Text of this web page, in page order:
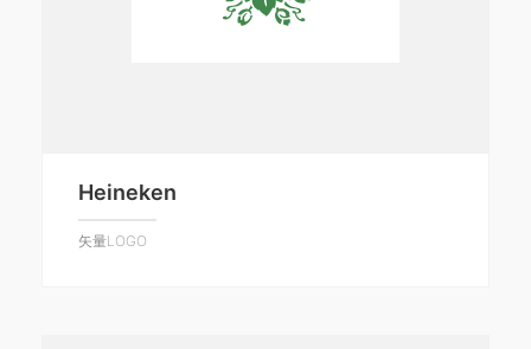
Heineken
矢量LOGO